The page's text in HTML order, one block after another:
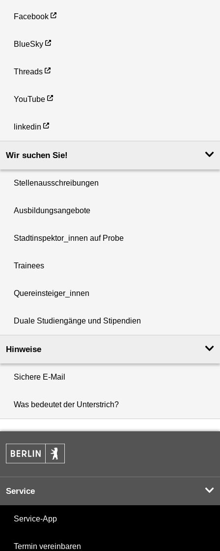
Facebook
BlueSky
Threads
YouTube
linkedin
Wir suchen Sie!
Stellenausschreibungen
Ausbildungsangebote
Stadtinspektor_innen auf Probe
Trainees
Quereinsteiger_innen
Duale Studiengänge und Stipendien
Hinweise
Sichere E-Mail
Was bedeutet der Unterstrich?
Service
Service-App
Termin vereinbaren